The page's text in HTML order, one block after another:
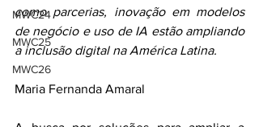
MWC24
MWC25
MWC26
como parcerias, inovação em modelos
de negócio e uso de IA estão ampliando
a inclusão digital na América Latina.
Maria Fernanda Amaral